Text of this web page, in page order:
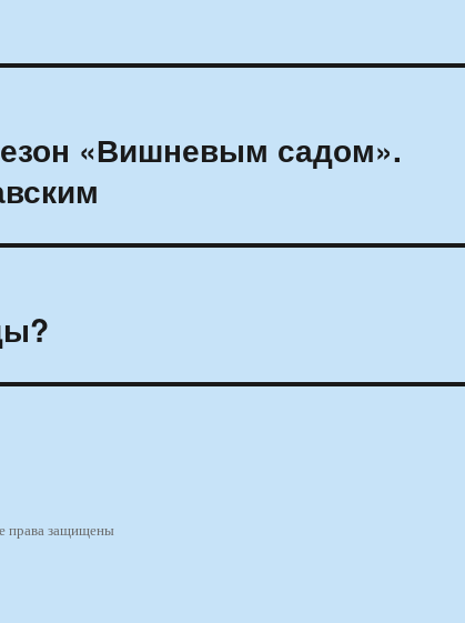
«Вишневым садом».
права защищены